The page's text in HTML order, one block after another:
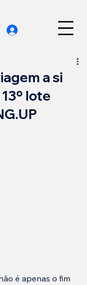
a si
lote
é apenas o fim